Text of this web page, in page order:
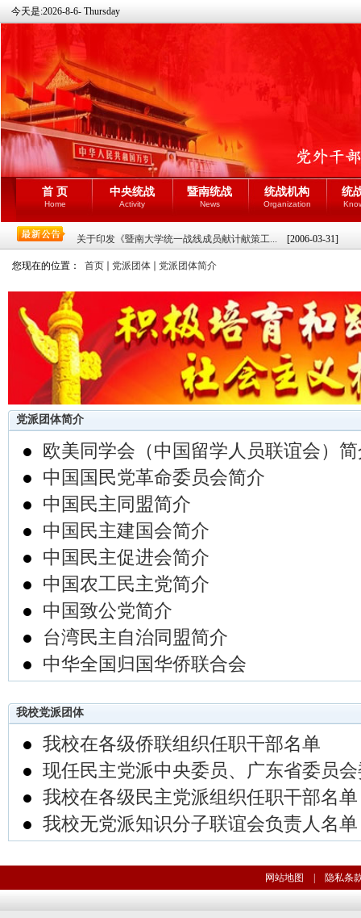
今天是:2026-8-6- Thursday
首 页
Home
中央统战
Activity
暨南统战
News
统战机构
Organization
统
关于印发《暨南大学统一战线成员献计献策工... [2006-03-31]
您现在的位置： 首页 党派团体 党派团体简介
党派团体简介
● 欧美同学会（中国留学人员联谊会）
● 中国国民党革命委员会简介
● 中国民主同盟简介
● 中国民主建国会简介
● 中国民主促进会简介
● 中国农工民主党简介
● 中国致公党简介
● 台湾民主自治同盟简介
● 中华全国归国华侨联合会
我校党派团体
● 我校在各级侨联组织任职干部名单
● 现任民主党派中央委员、广东省委员
● 我校在各级民主党派组织任职干部名单
● 我校无党派知识分子联谊会负责人名单
网站地图 隐私条